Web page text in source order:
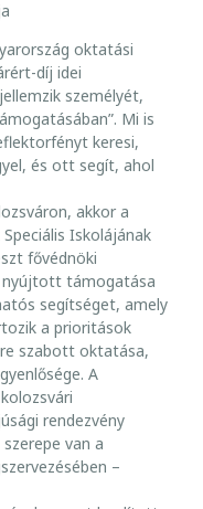
oktatási
díj idei
személyét,
Mi is
keresi,
és ott segít, ahol
akkor a
Iskolájának
fővédnöki
nyújtott támogatása
segítséget, amely
a prioritások
szabott oktatása,
A
rendezvény
van a
–